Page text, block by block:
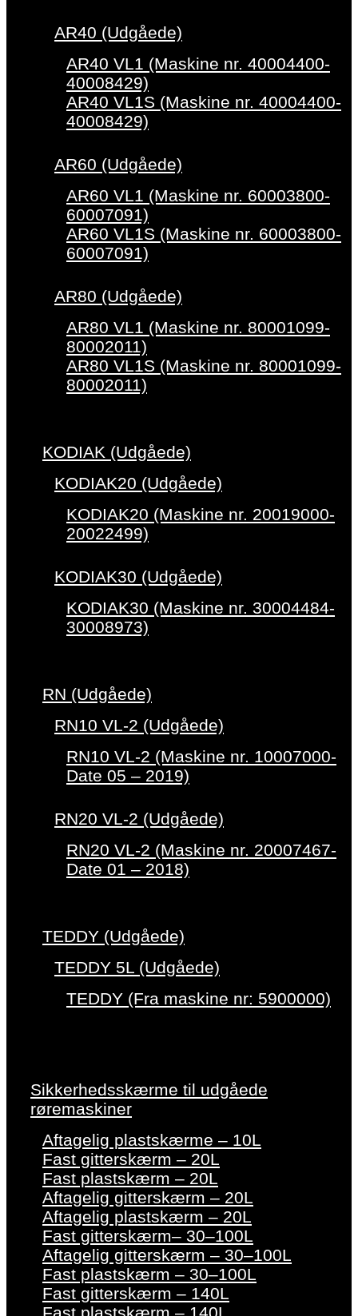
AR40 (Udgåede)
AR40 VL1 (Maskine nr. 40004400-
40008429)
AR40 VL1S (Maskine nr. 40004400-
40008429)
AR60 (Udgåede)
AR60 VL1 (Maskine nr. 60003800-
60007091)
AR60 VL1S (Maskine nr. 60003800-
60007091)
AR80 (Udgåede)
AR80 VL1 (Maskine nr. 80001099-
80002011)
AR80 VL1S (Maskine nr. 80001099-
80002011)
KODIAK (Udgåede)
KODIAK20 (Udgåede)
KODIAK20 (Maskine nr. 20019000-
20022499)
KODIAK30 (Udgåede)
KODIAK30 (Maskine nr. 30004484-
30008973)
RN (Udgåede)
RN10 VL-2 (Udgåede)
RN10 VL-2 (Maskine nr. 10007000-
Date 05 – 2019)
RN20 VL-2 (Udgåede)
RN20 VL-2 (Maskine nr. 20007467-
Date 01 – 2018)
TEDDY (Udgåede)
TEDDY 5L (Udgåede)
TEDDY (Fra maskine nr: 5900000)
Sikkerhedsskærme til udgåede
røremaskiner
Aftagelig plastskærme – 10L
Fast gitterskærm – 20L
Fast plastskærm – 20L
Aftagelig gitterskærm – 20L
Aftagelig plastskærm – 20L
Fast gitterskærm– 30–100L
Aftagelig gitterskærm – 30–100L
Fast plastskærm – 30–100L
Fast gitterskærm – 140L